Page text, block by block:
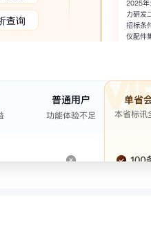
查询